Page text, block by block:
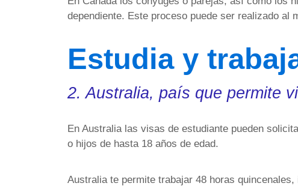
dependiente. Este proceso puede ser realizado al
Estudia y
2. Australia, país que permite
En Australia las visas de estudiante pueden
o hijos de hasta 18 años de edad.
Australia te permite trabajar 48 horas